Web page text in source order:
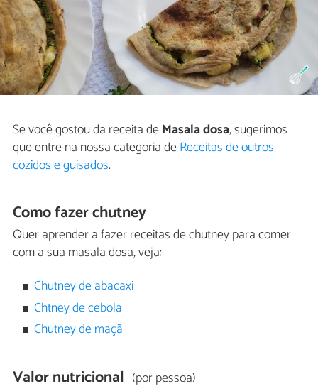
Se você gostou da receita deMasala dosa, sugerimos
que entre na nossa categoria deReceitas de outros
cozidos e guisados.
Como fazer chutney
Quer aprender a fazer receitas de chutney para comer
com a sua masala dosa, veja:
Chutney de abacaxi
Chtney de cebola
Chutney de maçã
Valor nutricional (por pessoa)